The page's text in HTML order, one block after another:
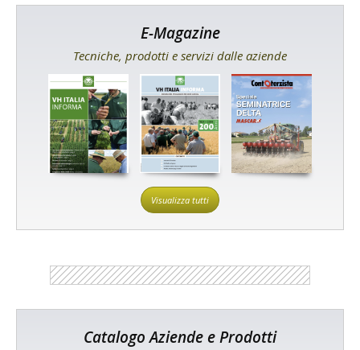
E-Magazine
Tecniche, prodotti e servizi dalle aziende
Visualizza tutti
Catalogo Aziende e Prodotti